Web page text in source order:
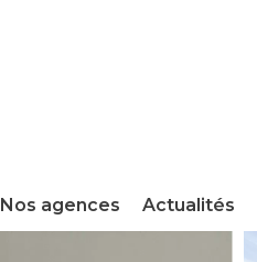
Nos agences Actualités